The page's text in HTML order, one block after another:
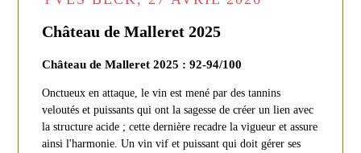
Château de Malleret 2025
Château de Malleret 2025 : 92-94/100
Onctueux en attaque, le vin est mené par des tannins
veloutés et puissants qui ont la sagesse de créer un lien avec
la structure acide ; cette dernière recadre la vigueur et assure
ainsi l'harmonie. Un vin vif et puissant qui doit gérer ses